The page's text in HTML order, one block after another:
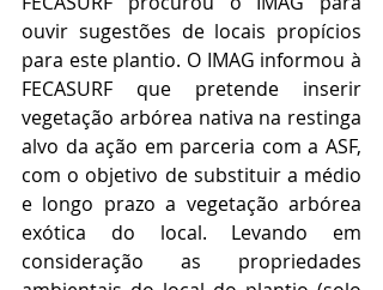
ouvir sugestões de locais propícios
para este plantio. O IMAG informou à
FECASURF que pretende inserir
vegetação arbórea nativa na restinga
alvo da ação em parceria com a ASF,
com o objetivo de substituir a médio
e longo prazo a vegetação arbórea
exótica do local. Levando em
consideração as propriedades